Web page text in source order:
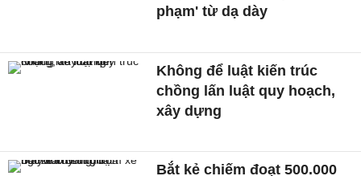
phạm' từ dạ dày
Không để luật kiến trúc
chồng lấn luật quy hoạch,
xây dựng
Bắt kẻ chiếm đoạt 500.000